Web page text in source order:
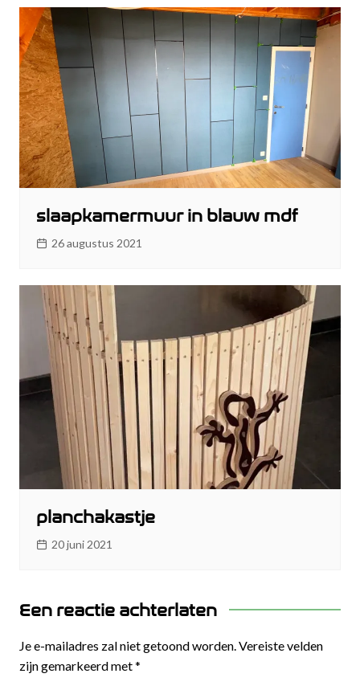
slaapkamermuur in blauw mdf
26 augustus 2021
planchakastje
20 juni 2021
Een reactie achterlaten
Je e-mailadres zal niet getoond worden.Vereiste velden
zijn gemarkeerd met*